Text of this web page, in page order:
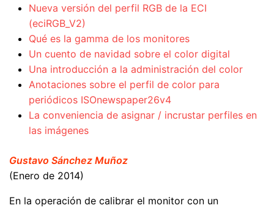
Nueva versión del perfil RGB de la ECI
(eciRGB_V2)
Qué es la gamma de los monitores
Un cuento de navidad sobre el color digital
Una introducción a la administración del color
Anotaciones sobre el perfil de color para
periódicos ISOnewspaper26v4
La conveniencia de asignar / incrustar perfiles en
las imágenes
Gustavo Sánchez Muñoz
(Enero de 2014)
En la operación de calibrar el monitor con un